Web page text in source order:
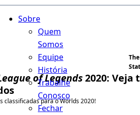
Sobre
Quem
Somos
Equipe
História
Trabalhe
Conosco
Fechar
of Legends2020: Veja
classificadas para o Worlds 2020!